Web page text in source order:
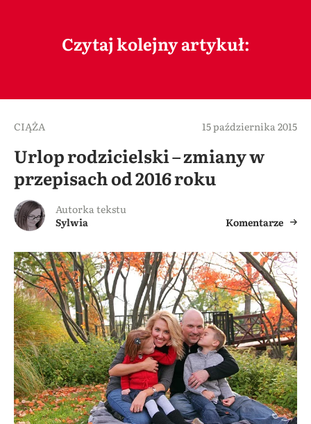
Czytaj kolejny artykuł:
CIĄŻA 15 października 2015
Urlop rodzicielski – zmiany w
przepisach od 2016 roku
Autorka tekstu
Sylwia
Komentarze